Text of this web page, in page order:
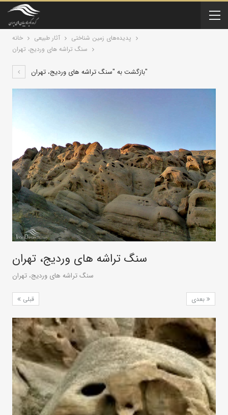
خانه آثار طبیعی
پدیده‌های زمین شناختی
سنگ تراشه های وردیج، تهران
بازگشت به "سنگ تراشه های وردیج، تهران"
سنگ تراشه های وردیج، تهران
سنگ تراشه های وردیج، تهران
قبلی